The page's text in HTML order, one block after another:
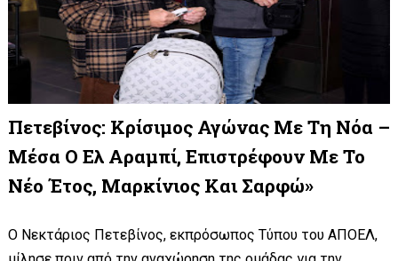
Πετεβίνος: Κρίσιμος Αγώνας Με Τη Νόα –
Μέσα Ο Ελ Αραμπί, Επιστρέφουν Με Το
Νέο Έτος, Μαρκίνιος Και Σαρφώ»
Ο Νεκτάριος Πετεβίνος, εκπρόσωπος Τύπου του ΑΠΟΕΛ,